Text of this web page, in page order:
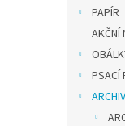
PAPÍR
AKČNÍ
PSACÍ